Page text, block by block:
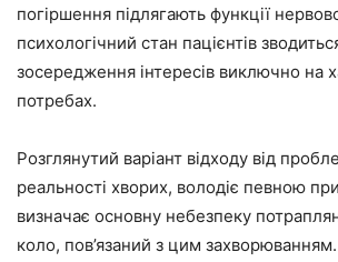
погіршення підлягають функції
психологічний стан пацієнтів
зосередження інтересів виключно на
потребах.
Розглянутий варіант відходу від
реальності хворих, володіє певною
визначає основну небезпеку
коло, пов’язаний з цим